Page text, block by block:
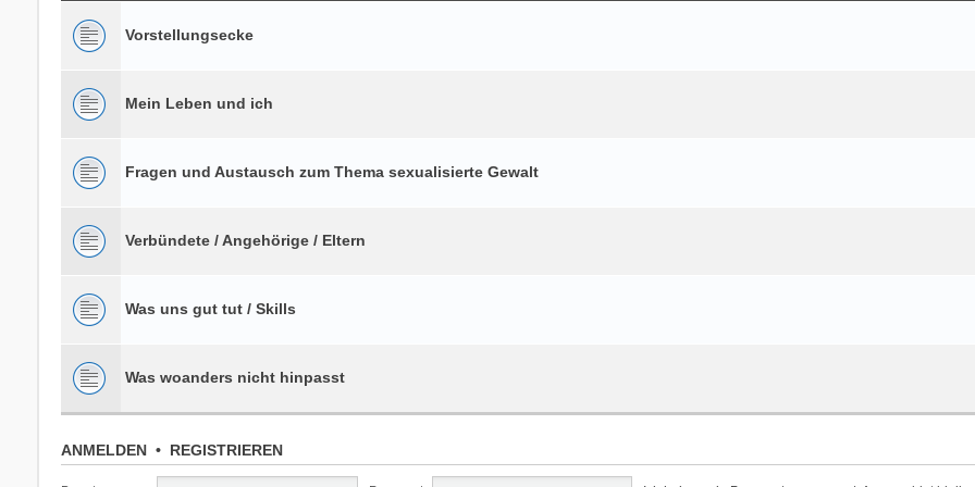
Vorstellungsecke
Mein Leben und ich
Fragen und Austausch zum Thema sexualisierte Gewalt
Verbündete / Angehörige / Eltern
Was uns gut tut / Skills
Was woanders nicht hinpasst
ANMELDEN• REGISTRIEREN